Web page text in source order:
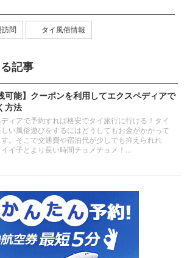
問 タイ風俗情報
記事
可能】クーポンを利用してエクスペディアで
方法
ディアで予約すれば格安でタイ旅行に行ける！タイ
い風俗遊びをするにはどうしてもお金がかかって
す。そこで交通費や宿泊代が少しでも抑えられれ
イ子とより長い時間チョメチョメ！…